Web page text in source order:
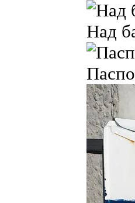
Над